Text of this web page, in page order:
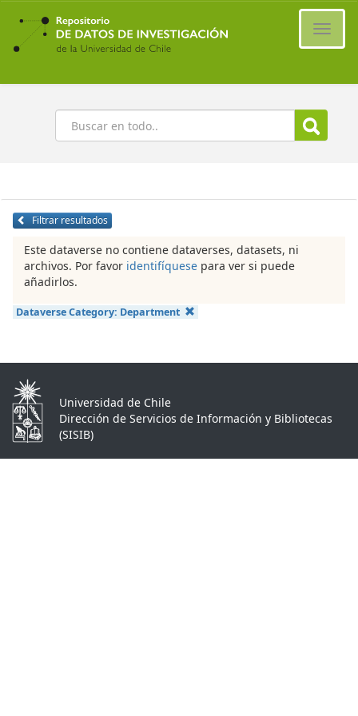
Ir
contenido
principal
Buscar
Filtrar resultados
Este dataverse no contiene dataverses, datasets, ni
archivos. Por favor identifíquese para ver si puede
añadirlos.
Dataverse Category: Department
Universidad de Chile
Dirección de Servicios de Información y Bibliotecas
(SISIB)